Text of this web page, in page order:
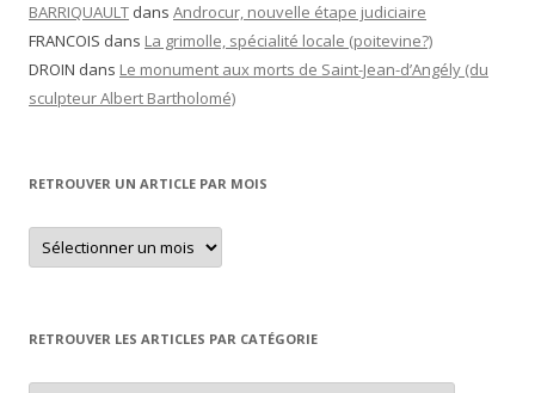
BARRIQUAULT dans Androcur, nouvelle étape judiciaire
FRANCOIS dans La grimolle, spécialité locale (poitevine?)
DROIN dans Le monument aux morts de Saint-Jean-d’Angély (du
sculpteur Albert Bartholomé)
RETROUVER UN ARTICLE PAR MOIS
Retrouver
un
article
RETROUVER LES ARTICLES PAR CATÉGORIE